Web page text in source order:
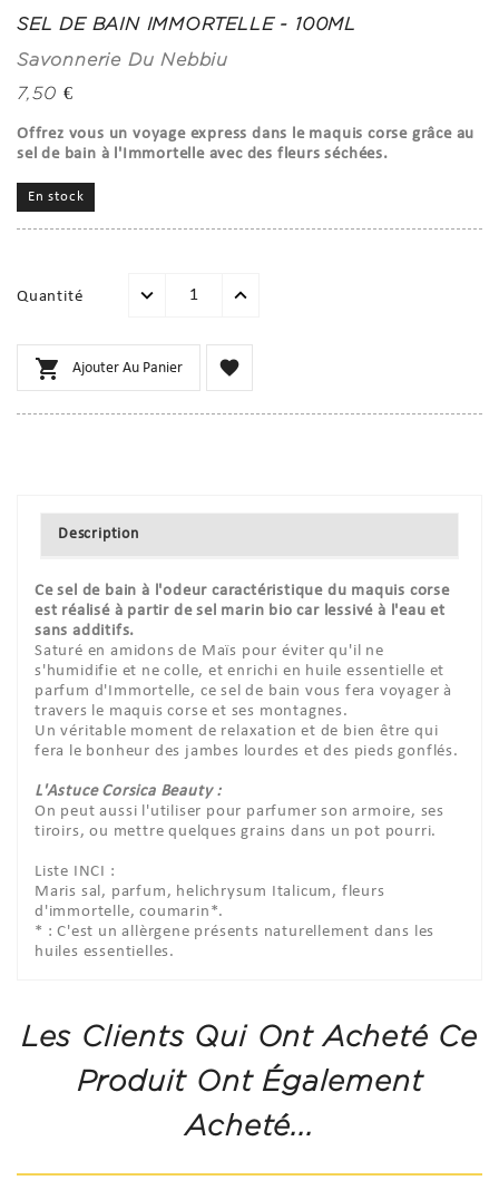
SEL DE BAIN IMMORTELLE - 100ML
Savonnerie Du Nebbiu
7,50 €
Offrez vous un voyage express dans le maquis corse grâce au
sel de bain à l'Immortelle avec des fleurs séchées.
En stock
Quantité
 Ajouter Au Panier 
Description
Ce sel de bain à l'odeur caractéristique du maquis corse
est réalisé à partir de sel marin bio car lessivé à l'eau et
sans additifs.
Saturé en amidons de Maïs pour éviter qu'il ne
s'humidifie et ne colle, et enrichi en huile essentielle et
parfum d'Immortelle, ce sel de bain vous fera voyager à
travers le maquis corse et ses montagnes.
Un véritable moment de relaxation et de bien être qui
fera le bonheur des jambes lourdes et des pieds gonflés.
L'Astuce Corsica Beauty :
On peut aussi l'utiliser pour parfumer son armoire, ses
tiroirs, ou mettre quelques grains dans un pot pourri.
Liste INCI :
Maris sal, parfum, helichrysum Italicum, fleurs
d'immortelle, coumarin*.
* : C'est un allèrgene présents naturellement dans les
huiles essentielles.
Les Clients Qui Ont Acheté Ce
Produit Ont Également
Acheté...